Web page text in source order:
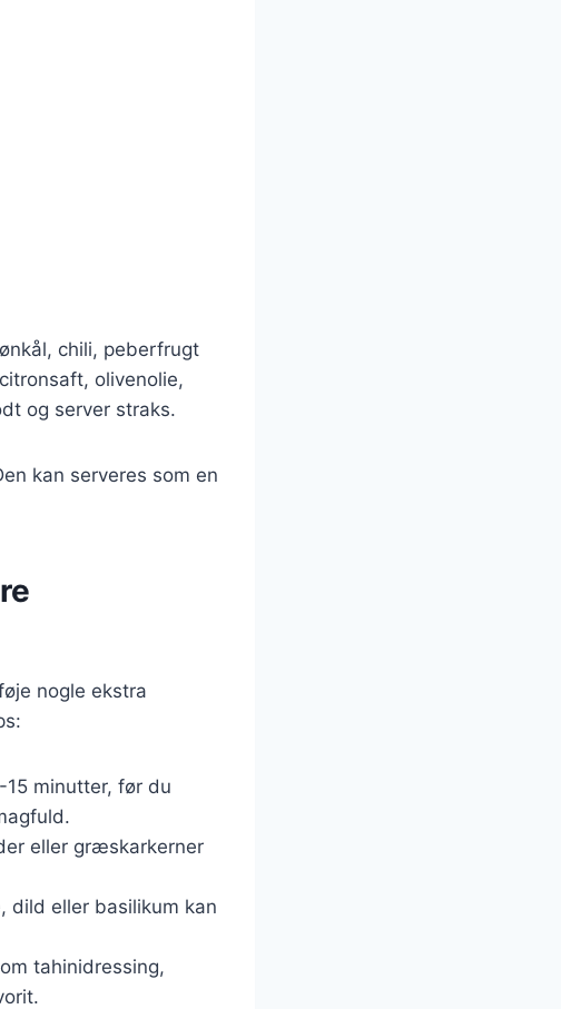
chili, peberfrugt
olivenolie,
og server straks.
kan serveres som en
nogle ekstra
minutter, før du
eller græskarkerner
dild eller basilikum kan
tahinidressing,